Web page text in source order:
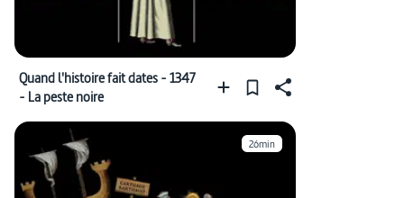
Quand l'histoire fait dates - 1347
- La peste noire
26min